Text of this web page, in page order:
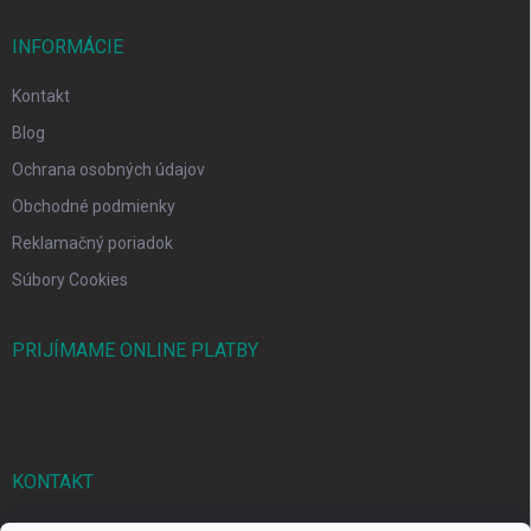
INFORMÁCIE
Kontakt
Blog
Ochrana osobných údajov
Obchodné podmienky
Reklamačný poriadok
Súbory Cookies
PRIJÍMAME ONLINE PLATBY
KONTAKT